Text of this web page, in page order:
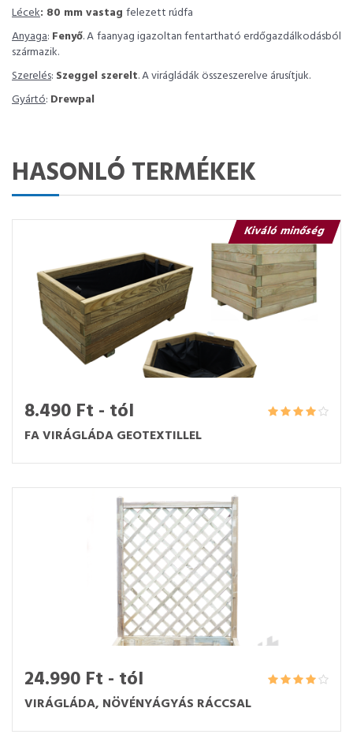
Lécek: 80 mm vastag felezett rúdfa
Anyaga: Fenyő. A faanyag igazoltan fentartható erdőgazdálkodásból
származik.
Szerelés: Szeggel szerelt. A virágládák összeszerelve árusítjuk.
Gyártó: Drewpal
HASONLÓ TERMÉKEK
Kiváló minőség
8.490 Ft - tól
FA VIRÁGLÁDA GEOTEXTILLEL
24.990 Ft - tól
VIRÁGLÁDA, NÖVÉNYÁGYÁS RÁCCSAL